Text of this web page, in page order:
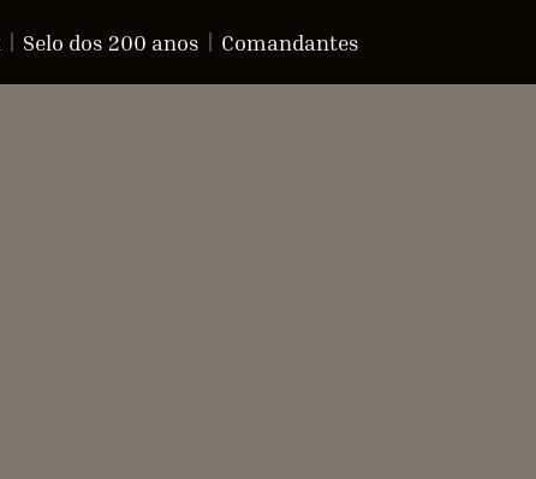
Selo dos 200 anos Comandantes